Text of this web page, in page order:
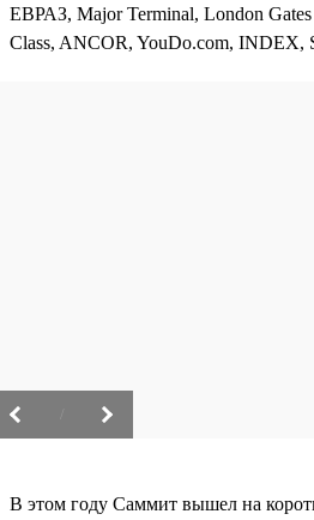
ЕВРАЗ, Major Terminal, London
Class, ANCOR, YouDo.com, INDEX,
В этом году Саммит вышел на